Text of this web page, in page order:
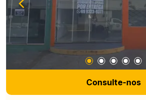
Consulte-nos